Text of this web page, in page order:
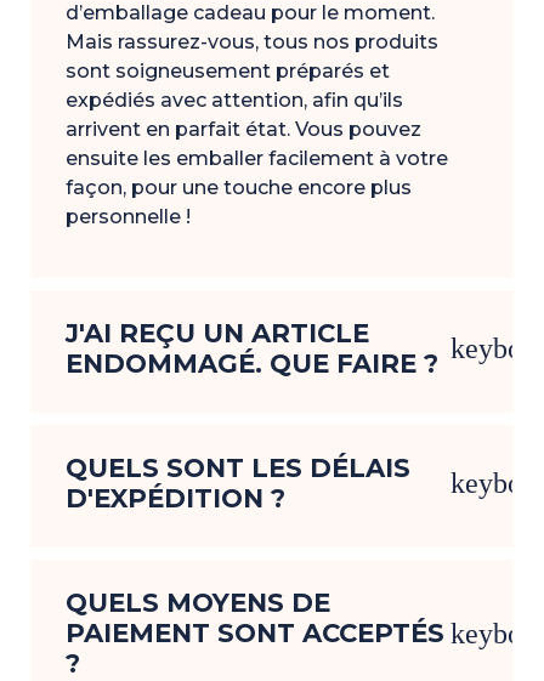
d’emballage cadeau pour le moment.
Mais rassurez-vous, tous nos produits
sont soigneusement préparés et
expédiés avec attention, afin qu’ils
arrivent en parfait état. Vous pouvez
ensuite les emballer facilement à votre
façon, pour une touche encore plus
personnelle !
J'AI REÇU UN ARTICLE
ENDOMMAGÉ. QUE FAIRE ?
QUELS SONT LES DÉLAIS
D'EXPÉDITION ?
QUELS MOYENS DE
PAIEMENT SONT ACCEPTÉS
?